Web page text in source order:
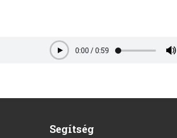
Play0:00 /0:59
Segítség